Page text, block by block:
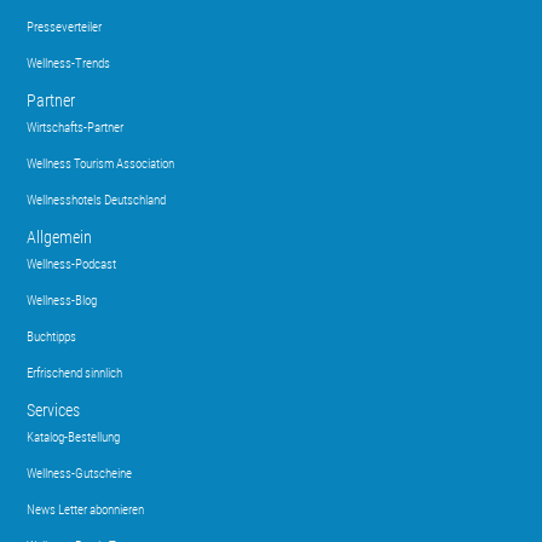
Presseverteiler
Wellness-Trends
Partner
Wirtschafts-Partner
Wellness Tourism Association
Wellnesshotels Deutschland
Allgemein
Wellness-Podcast
Wellness-Blog
Buchtipps
Erfrischend sinnlich
Services
Katalog-Bestellung
Wellness-Gutscheine
News Letter abonnieren